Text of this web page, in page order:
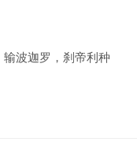
波迦罗，刹帝利种